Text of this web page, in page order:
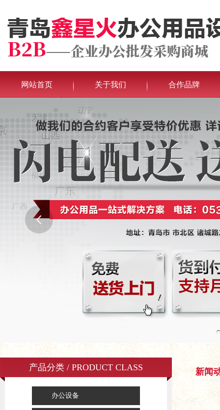
网站首页 关于我们 合作品牌
产品分类 / PRODUCT CLASS
办公设备
新闻